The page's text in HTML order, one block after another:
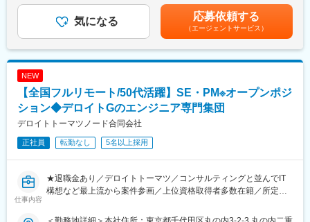
・プロダクト部長のもと、現在2名のプロダクトマネージャーが在
籍しており、それぞれが重要なプロジェクトを牽引しています。
・入社後は、部長や既存メンバーと密に連携・相談しながらも、
ける環境です。
・技術トレンド（クラウド、AI/LLM、DevOps）を理解し、技術
メンバーとの円滑なコミュニケーションと推進支援
・プロジェクト目的・スコープ整理、初期リスク／課題の洗い出
し
・プロジェクト計画・提案書作成、体制準備、見積り作成の支援
・キックオフ資料、スケジュール作成補助
・予算・リソース計画補助
・週次／月次の進捗確認、レポート作成
・タスク状況の把握・調整・エスカレーション
・外部ベンダーの進捗確認・納品管理補助
無＞有＜残業手当＞有＜給与補足＞※経験・前職の金額を踏まえ、
選考を通じて調整させていただきます。※その他固定手当＝深夜固
定手当 13,650円～22,995円（33時間12分／超過分は追加支給）
＋リモートワーク手当一律10,000円■賞与（年1回 4月）■昇給あ
り（年1回 4月）賃金はあくまでも目安の金額であり、選考を通じ
です。
気になる 応募依頼する
（エージェントサービス）
NEW
【全国フルリモート/50代活躍】SE・PM※オープンポジ
ション◆デロイトGのエンジニア専門集団
デロイトトーマツノード合同会社
正社員 転勤なし 5名以上採用
仕事内容
★退職金あり／デロイトトーマツ／コンサルティングと並んでIT
構想など最上流から案件参画／上位資格取得者多数在籍／所定労